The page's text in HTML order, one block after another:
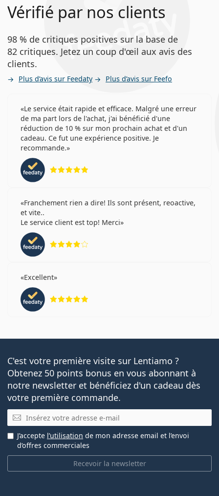
Vérifié par nos clients
98 % de critiques positives sur la base de
82 critiques. Jetez un coup d'œil aux avis des
clients.
Plus d’avis sur Feedaty Plus d’avis sur Feefo
Le service était rapide et efficace. Malgré une erreur
de ma part lors de l'achat, j'ai bénéficié d'une
réduction de 10 % sur mon prochain achat et d'un
cadeau. Ce fut une expérience positive. Je
recommande.
Franchement rien a dire! Ils sont présent, reoactive,
et vite..
Le service client est top! Merci
Excellent
C'est votre première visite sur Lentiamo ?
Obtenez 50 points bonus en vous abonnant à
notre newsletter et bénéficiez d'un cadeau dès
votre première commande.
E-mail
Recevoir la newsletter
J’accepte l’utilisation de mon adresse email et l’envoi
d’offres commerciales